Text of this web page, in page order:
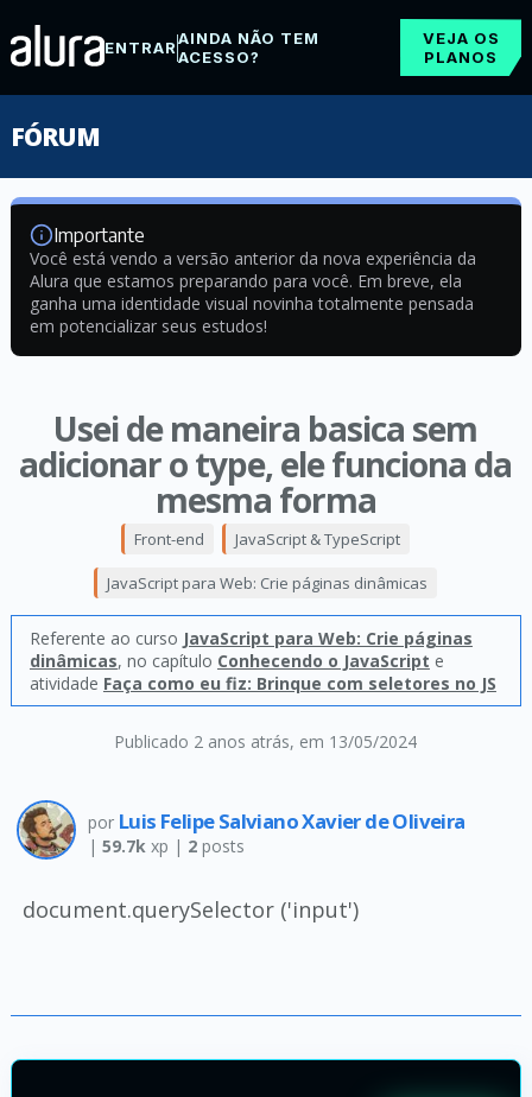
ENTRARAINDA NÃO TEM
ACESSO?
VEJA OS
PLANOS
FÓRUM
Importante
Você está vendo a versão anterior da nova experiência da
Alura que estamos preparando para você. Em breve, ela
ganha uma identidade visual novinha totalmente pensada
em potencializar seus estudos!
Usei de maneira basica sem
adicionar o type, ele funciona da
mesma forma
Publicado 2 anos atrás, em 13/05/2024
Front-end JavaScript & TypeScript
JavaScript para Web: Crie páginas dinâmicas
Referente ao curso JavaScript para Web: Crie páginas
dinâmicas, no capítulo Conhecendo o JavaScript e
atividade Faça como eu fiz: Brinque com seletores no JS
por Luis Felipe Salviano Xavier de Oliveira
| 59.7kxp | 2posts
document.querySelector ('input')